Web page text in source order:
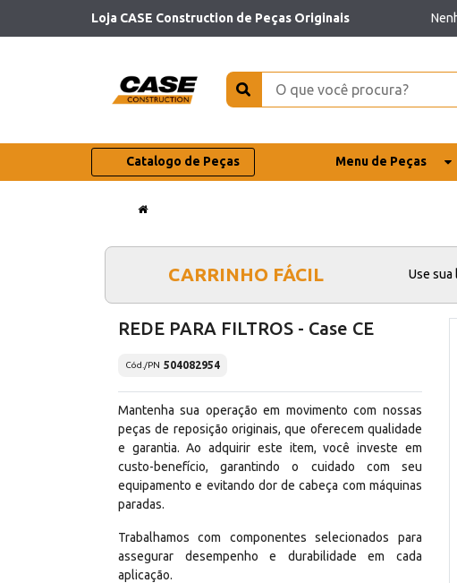
Loja CASE Construction de Peças Originais
Catalogo de Peças Menu de Peças
CARRINHO FÁCIL Use
REDE PARA FILTROS - Case CE
Cód./PN 504082954
Mantenha sua operação em movimento com nossas
peças de reposição originais, que oferecem qualidade
e garantia. Ao adquirir este item, você investe em
custo-benefício, garantindo o cuidado com seu
equipamento e evitando dor de cabeça com máquinas
paradas.
Trabalhamos com componentes selecionados para
assegurar desempenho e durabilidade em cada
aplicação.